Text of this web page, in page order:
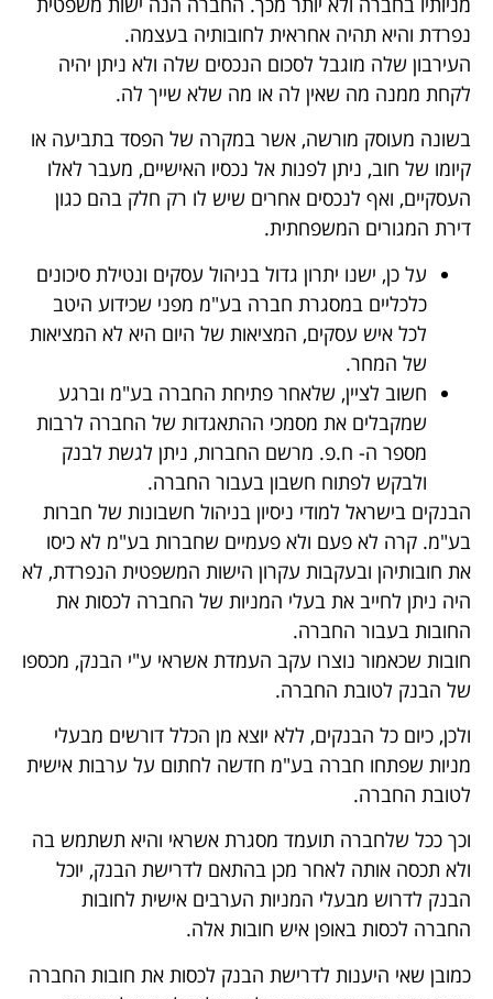
נפרדת והיא תהיה אחראית לחובותיה בעצמה.
העירבון שלה מוגבל לסכום הנכסים שלה ולא ניתן יהיה
לקחת ממנה מה שאין לה או מה שלא שייך לה.
בשונה מעוסק מורשה, אשר במקרה של הפסד בתביעה או
קיומו של חוב, ניתן לפנות אל נכסיו האישיים, מעבר לאלו
העסקיים, ואף לנכסים אחרים שיש לו רק חלק בהם כגון
דירת המגורים המשפחתית.
על כן, ישנו יתרון גדול בניהול עסקים ונטילת סיכונים
כלכליים במסגרת חברה בע"מ מפני שכידוע היטב
לכל איש עסקים, המציאות של היום היא לא המציאות
של המחר.
חשוב לציין, שלאחר פתיחת החברה בע"מ וברגע
שמקבלים את מסמכי ההתאגדות של החברה לרבות
מספר ה- ח.פ. מרשם החברות, ניתן לגשת לבנק
ולבקש לפתוח חשבון בעבור החברה.
הבנקים בישראל למודי ניסיון בניהול חשבונות של חברות
בע"מ. קרה לא פעם ולא פעמיים שחברות בע"מ לא כיסו
את חובותיהן ובעקבות עקרון הישות המשפטית הנפרדת, לא
היה ניתן לחייב את בעלי המניות של החברה לכסות את
החובות בעבור החברה.
חובות שכאמור נוצרו עקב העמדת אשראי ע"י הבנק, מכספו
של הבנק לטובת החברה.
ולכן, כיום כל הבנקים, ללא יוצא מן הכלל דורשים מבעלי
מניות שפתחו חברה בע"מ חדשה לחתום על ערבות אישית
לטובת החברה.
וכך ככל שלחברה תועמד מסגרת אשראי והיא תשתמש בה
ולא תכסה אותה לאחר מכן בהתאם לדרישת הבנק, יוכל
הבנק לדרוש מבעלי המניות הערבים אישית לחובות
החברה לכסות באופן איש חובות אלה.
כמובן שאי היענות לדרישת הבנק לכסות את חובות החברה